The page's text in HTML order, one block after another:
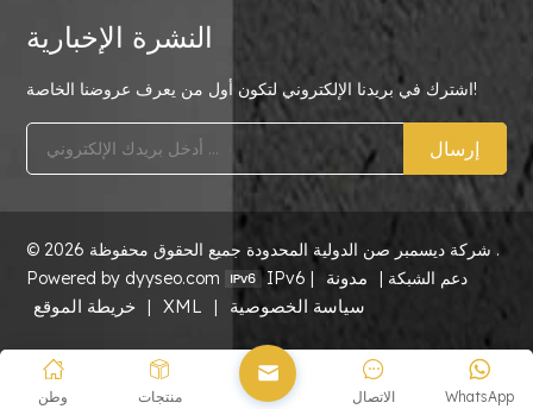
النشرة الإخبارية
اشترك في بريدنا الإلكتروني لتكون أول من يعرف عروضنا الخاصة!
إرسال
© 2026 شركة ديسمبر صن الدولية المحدودة جميع الحقوق محفوظة .
Powered by dyyseo.com
IPv6 دعم الشبكة | مدونة |
| XML | سياسة الخصوصية
وطن منتجات WhatsApp الاتصال